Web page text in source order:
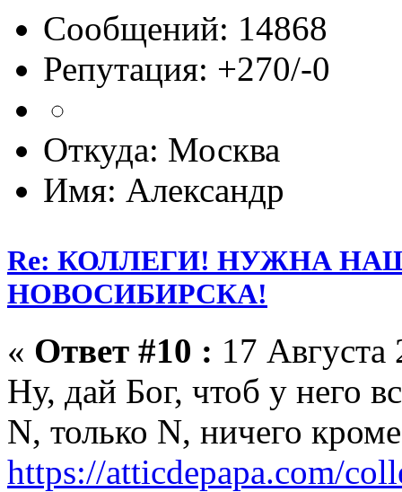
Сообщений: 14868
Репутация: +270/-0
Откуда: Москва
Имя: Александр
Re: КОЛЛЕГИ! НУЖНА
НОВОСИБИРСКА!
« Ответ #10 : 17
Ну, дай Бог, чтоб у него
N, только N, ничего
https://atticdepapa.com/